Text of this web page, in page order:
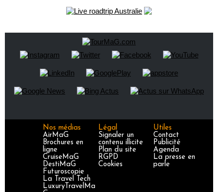
Nos médias
AirMaG
Brochures en
ligne
CruiseMaG
DestiMaG
Futuroscopie
La Travel Tech
LuxuryTravelMa
Légal
Signaler un
contenu illicite
Plan du site
RGPD
Cookies
Utiles
Contact
Publicité
Agenda
La presse en
parle